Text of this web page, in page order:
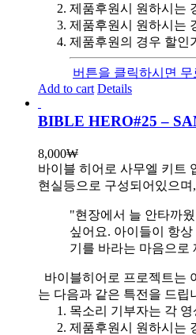
제품후원시 원하시는
제품후원시 원하시는
제품후원의 경우 할인
버튼을 클릭하시면
Add to cart Details
BIBLE HERO#25 –
8,000₩
바이블 히어로 사무엘 키트
현실등으로 구성되어있으
"현장에서 늘 안타까
싶어요. 아이들이 항
기를 바라는 마음으로
바이블히어로 프로젝트는
는 다음과 같은 특전을 드립
목소리 기부자는 각
제품후원시 원하시는